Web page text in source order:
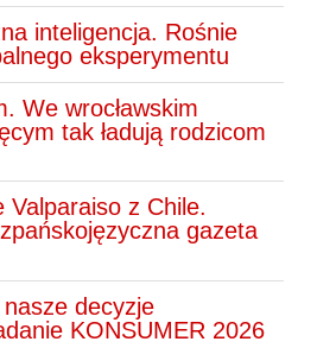
inteligencja. Rośnie
eksperymentu
We wrocławskim
tak ładują rodzicom
Valparaiso z Chile.
gazeta
nasze decyzje
KONSUMER 2026